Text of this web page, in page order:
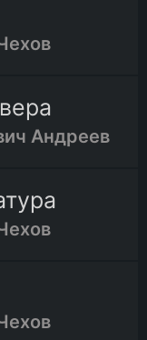
Андреев